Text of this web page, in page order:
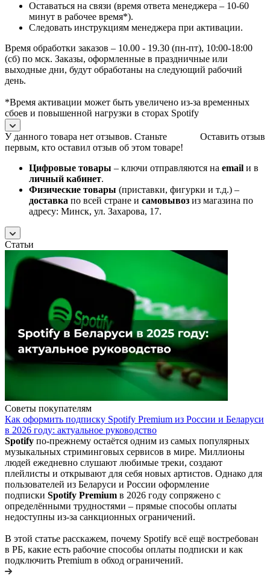
Оставаться на связи (время ответа менеджера – 10-60
минут в рабочее время*).
Следовать инструкциям менеджера при активации.
Время обработки заказов – 10.00 - 19.30 (пн-пт), 10:00-18:00
(сб) по мск. Заказы, оформленные в праздничные или
выходные дни, будут обработаны на следующий рабочий
день.
*Время активации может быть увеличено из-за временных
сбоев и повышенной нагрузки в сторах Spotify
Оставить отзыв
У данного товара нет отзывов. Станьте
первым, кто оставил отзыв об этом товаре!
Цифровые товары – ключи отправляются на email и в
личный кабинет.
Физические товары (приставки, фигурки и т.д.) –
доставка по всей стране и самовывоз из магазина по
адресу: Минск, ул. Захарова, 17.
Статьи
Советы покупателям
Как оформить подписку Spotify Premium из России и Беларуси
в 2026 году: актуальное руководство
Spotify по-прежнему остаётся одним из самых популярных
музыкальных стриминговых сервисов в мире. Миллионы
людей ежедневно слушают любимые треки, создают
плейлисты и открывают для себя новых артистов. Однако для
пользователей из Беларуси и России оформление
подписки Spotify Premium в 2026 году сопряжено с
определёнными трудностями – прямые способы оплаты
недоступны из-за санкционных ограничений.
В этой статье расскажем, почему Spotify всё ещё востребован
в РБ, какие есть рабочие способы оплаты подписки и как
подключить Premium в обход ограничений.